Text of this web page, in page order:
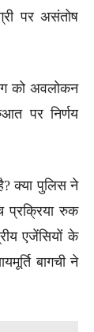
पर असंतोष
को अवलोकन
पर निर्णय
क्या पुलिस ने
प्रक्रिया रुक
एजेंसियों के
बागची ने